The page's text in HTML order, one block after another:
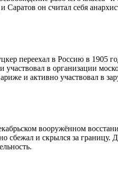
он считал себя
переехал в Россию в 1905
участвовал в организации
и активно участвовал в
вооружённом
сбежал и скрылся за границу.